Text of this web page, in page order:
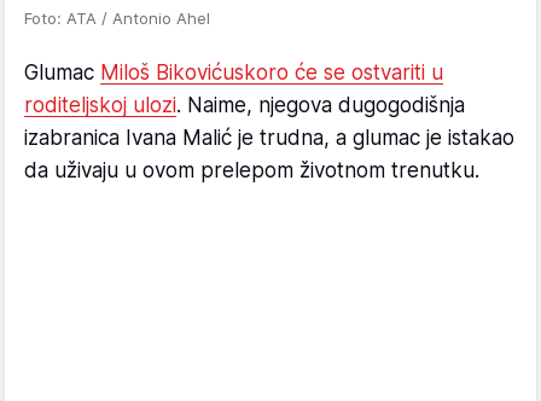
Foto: ATA / Antonio Ahel
Glumac Miloš Bikovićuskoro će se ostvariti u
roditeljskoj ulozi. Naime, njegova dugogodišnja
izabranica Ivana Malić je trudna, a glumac je istakao
da uživaju u ovom prelepom životnom trenutku.